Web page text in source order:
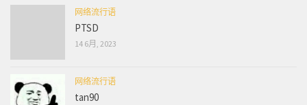
网络流行语
PTSD
14 6月, 2023
网络流行语
tan90